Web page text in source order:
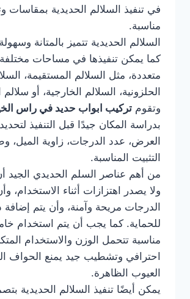
في تنفيذ السلالم الحديدية بمقاسات
مناسبة.
السلالم الحديدية تتميز بالمتانة
كما يمكن تنفيذها في مساحات
متعددة، مثل السلالم المستقيمة،
الحلزونية، السلالم الخارجية، أو
وتقوم تركيب ابواب حديد في راس
بدراسة المكان جيدًا قبل التنفيذ لتحديد
العرض، عدد الدرجات، زاوية الميل،
التثبيت المناسبة.
من أهم عناصر السلم الحديدي الجيد
ولا يصدر اهتزازات أثناء الاستخدام،
الدرجات مريحة وآمنة، وأن يتم
للحماية. كما يجب أن يتم استخدام
مناسبة تتحمل الوزن والاستخدام
احترافي وتشطيب جيد يمنع الحواف
العيوب الظاهرة.
يمكن أيضًا تنفيذ السلالم الحديدية